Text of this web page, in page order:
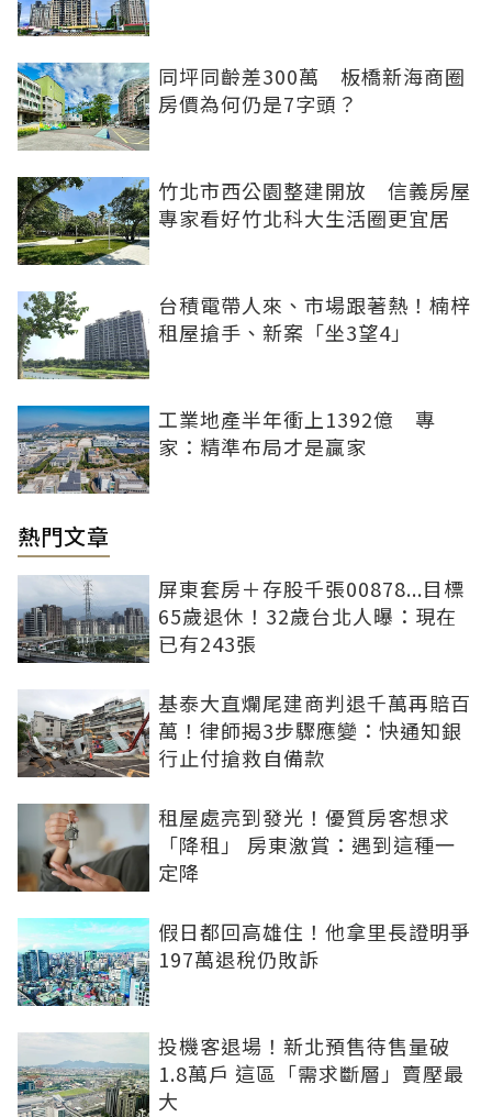
同坪同齡差300萬 板橋新海商圈
房價為何仍是7字頭？
竹北市西公園整建開放 信義房屋
專家看好竹北科大生活圈更宜居
台積電帶人來、市場跟著熱！楠梓
租屋搶手、新案「坐3望4」
工業地產半年衝上1392億 專
家：精準布局才是贏家
熱門文章
屏東套房＋存股千張00878...目標
65歲退休！32歲台北人曝：現在
已有243張
基泰大直爛尾建商判退千萬再賠百
萬！律師揭3步驟應變：快通知銀
行止付搶救自備款
租屋處亮到發光！優質房客想求
「降租」 房東激賞：遇到這種一
定降
假日都回高雄住！他拿里長證明爭
197萬退稅仍敗訴
投機客退場！新北預售待售量破
1.8萬戶 這區「需求斷層」賣壓最
大